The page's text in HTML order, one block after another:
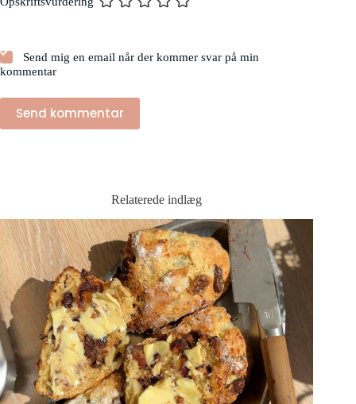
Send mig en email når der kommer svar på min
kommentar
Send kommentar
Relaterede indlæg